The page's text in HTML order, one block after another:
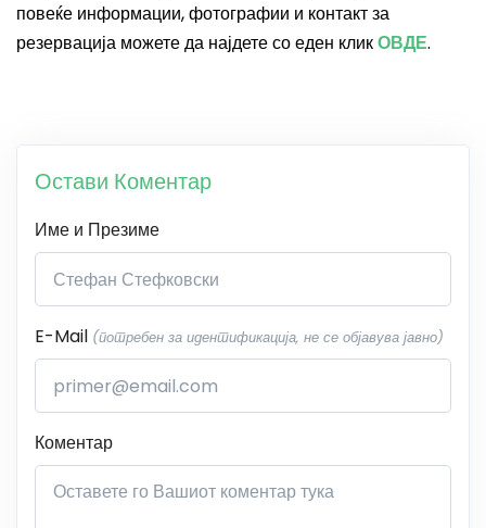
повеќе информации, фотографии и контакт за
резервација можете да најдете со еден кликОВДЕ.
Остави Коментар
Име и Презиме
E-Mail (потребен за идентификација, не се објавува јавно)
Коментар